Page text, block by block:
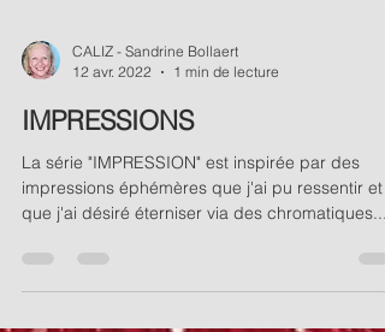
CALIZ - Sandrine Bollaert
12 avr. 2022
1 min de lecture
IMPRESSIONS
La série "IMPRESSION" est inspirée par des